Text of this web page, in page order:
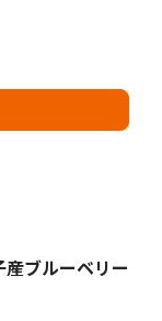
ブルーベリー